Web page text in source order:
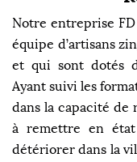
Notre entreprise FD
équipe d’artisans
et qui sont dotés
Ayant suivi les
dans la capacité de
à remettre en
détériorer dans la